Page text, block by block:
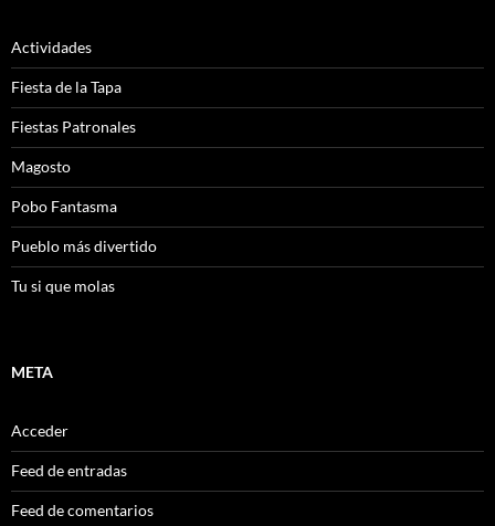
Actividades
Fiesta de la Tapa
Fiestas Patronales
Magosto
Pobo Fantasma
Pueblo más divertido
Tu si que molas
META
Acceder
Feed de entradas
Feed de comentarios